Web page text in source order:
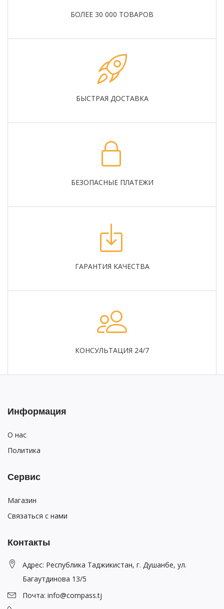
БОЛЕЕ 30 000 ТОВАРОВ
БЫСТРАЯ ДОСТАВКА
БЕЗОПАСНЫЕ ПЛАТЕЖИ
ГАРАНТИЯ КАЧЕСТВА
КОНСУЛЬТАЦИЯ 24/7
Информация
О нас
Политика
Сервис
Магазин
Связаться с нами
Контакты
Адрес: Республика Таджикистан, г. Душанбе, ул.
Багаутдинова 13/5
Почта: info@compass.tj